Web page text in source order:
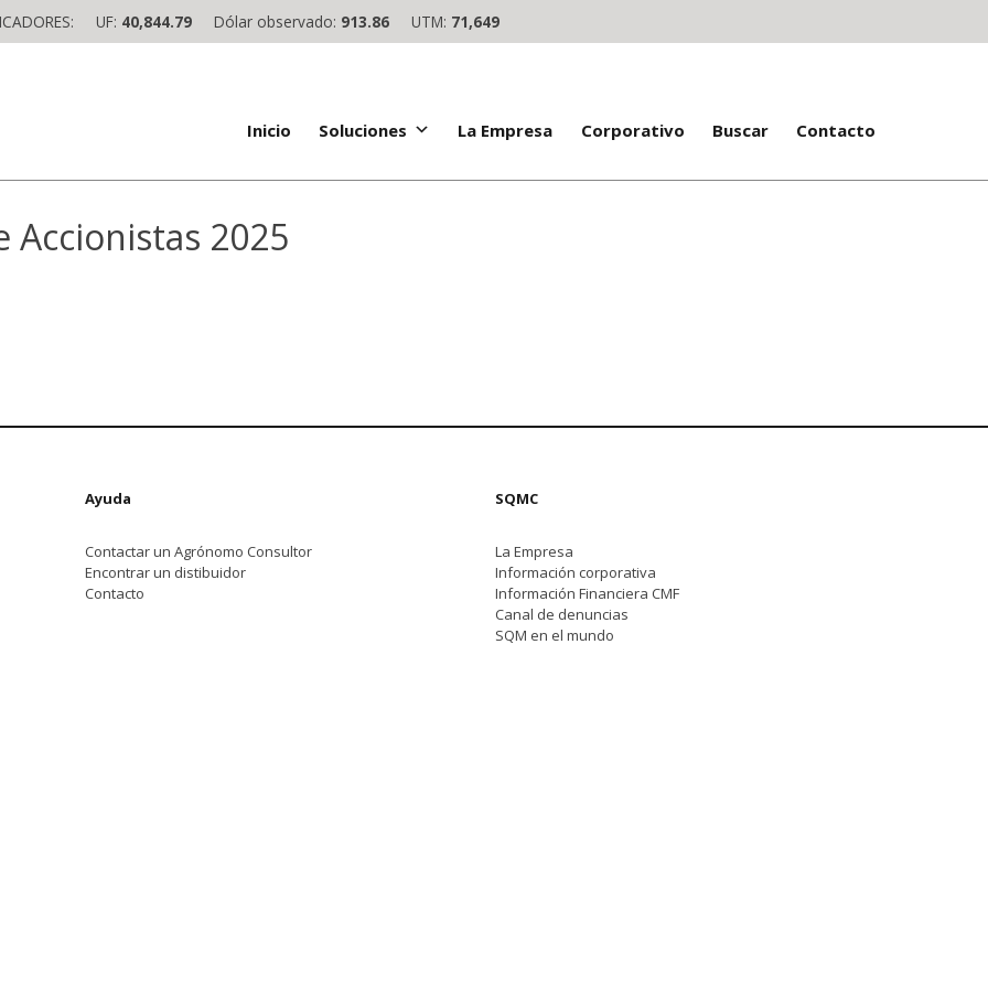
UF: 40,844.79 Dólar observado: 913.86 UTM: 71,649
Inicio Soluciones La Empresa Corporativo Buscar Contacto
2025
Ayuda
Contactar un Agrónomo Consultor
Encontrar un distibuidor
Contacto
SQMC
La Empresa
Información corporativa
Información Financiera CMF
Canal de denuncias
SQM en el mundo